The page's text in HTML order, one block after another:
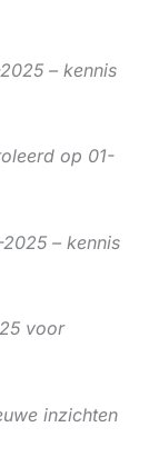
– kennis
op 01-
– kennis
voor
inzichten